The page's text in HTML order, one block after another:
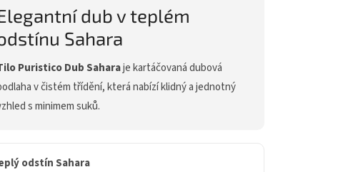
dub v teplém
Sahara
Puristico Dub Saharaje kartáčovaná dubová
v čistém třídění, která nabízí klidný a jednotný
s minimem suků.
odstín Sahara